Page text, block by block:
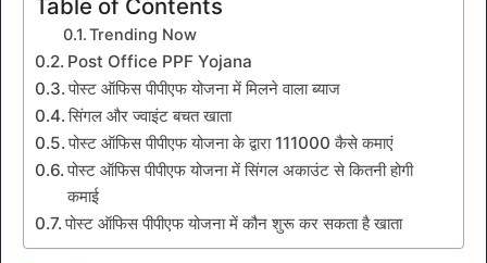
Table of Contents
Trending Now
Post Office PPF Yojana
पोस्ट ऑफिस पीपीएफ योजना में मिलने वाला ब्याज
सिंगल और ज्वाइंट बचत खाता
पोस्ट ऑफिस पीपीएफ योजना के द्वारा 111000 कैसे कमाएं
पोस्ट ऑफिस पीपीएफ योजना में सिंगल अकाउंट से कितनी होगी
कमाई
पोस्ट ऑफिस पीपीएफ योजना में कौन शुरू कर सकता है खाता